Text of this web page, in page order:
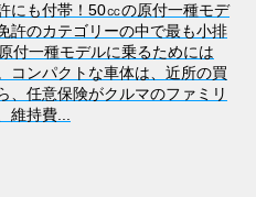
にも付帯！50㏄の原付一種モデ
許のカテゴリーの中で最も小排
付一種モデルに乗るためには
コンパクトな車体は、近所の買
、任意保険がクルマのファミリ
維持費...